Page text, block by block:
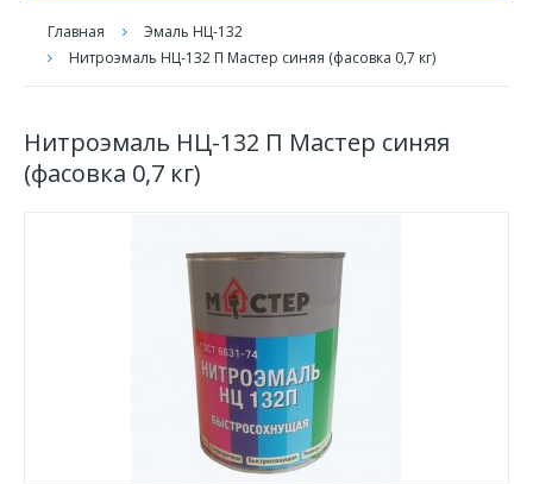
Главная
Эмаль НЦ-132
Нитроэмаль НЦ-132 П Мастер синяя (фасовка 0,7 кг)
Нитроэмаль НЦ-132 П Мастер синяя
(фасовка 0,7 кг)